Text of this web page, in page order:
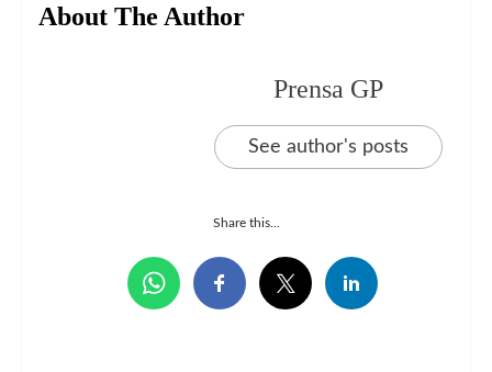
About The Author
Prensa GP
See author's posts
Share this...